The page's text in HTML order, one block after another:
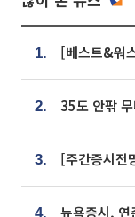
1.
2.
3.
4.